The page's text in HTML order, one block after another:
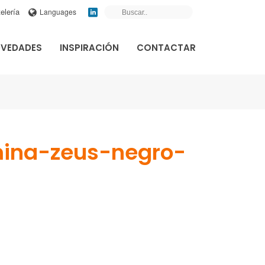
Languages
INSPIRACIÓN CONTACTAR
zeus-negro-